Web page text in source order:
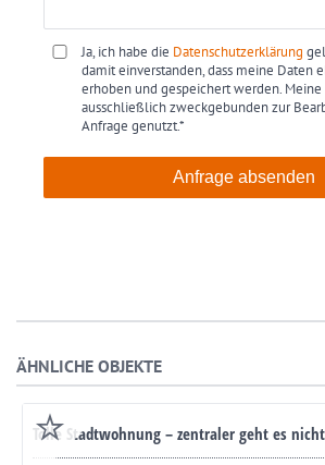
Ja, ich habe die Datenschutzerklärung
damit einverstanden, dass meine Daten
erhoben und gespeichert werden.
ausschließlich zweckgebunden zur
Anfrage genutzt.*
Anfrage absenden
ÄHNLICHE OBJEKTE
Tolle Stadtwohnung – zentraler geht es